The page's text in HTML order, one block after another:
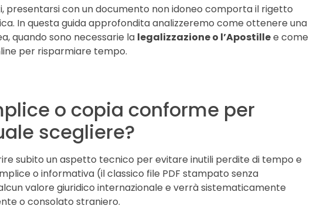
presentarsi con un documento non idoneo comporta il rigetto
In questa guida approfondita analizzeremo come ottenere una
quando sono necessarie la legalizzazione o l’Apostillee come
per risparmiare tempo.
o copia conforme per
scegliere?
subito un aspetto tecnico per evitare inutili perdite di tempo e
o informativa (il classico file PDF stampato senza
valore giuridico internazionale e verrà sistematicamente
o consolato straniero.